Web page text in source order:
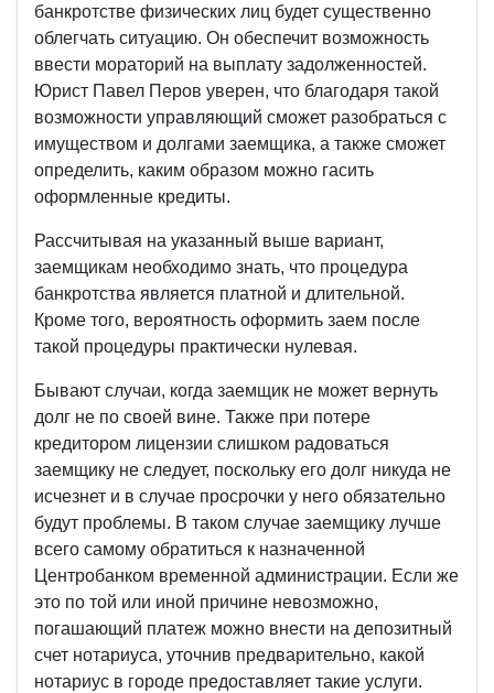
банкротстве физических лиц будет существенно
облегчать ситуацию. Он обеспечит возможность
ввести мораторий на выплату задолженностей.
Юрист Павел Перов уверен, что благодаря такой
возможности управляющий сможет разобраться с
имуществом и долгами заемщика, а также сможет
определить, каким образом можно гасить
оформленные кредиты.
Рассчитывая на указанный выше вариант,
заемщикам необходимо знать, что процедура
банкротства является платной и длительной.
Кроме того, вероятность оформить заем после
такой процедуры практически нулевая.
Бывают случаи, когда заемщик не может вернуть
долг не по своей вине. Также при потере
кредитором лицензии слишком радоваться
заемщику не следует, поскольку его долг никуда не
исчезнет и в случае просрочки у него обязательно
будут проблемы. В таком случае заемщику лучше
всего самому обратиться к назначенной
Центробанком временной администрации. Если же
это по той или иной причине невозможно,
погашающий платеж можно внести на депозитный
счет нотариуса, уточнив предварительно, какой
нотариус в городе предоставляет такие услуги.